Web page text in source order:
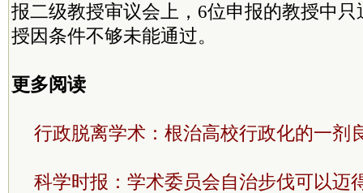
报二级教授审议会上，6位申报的教授中只
授因条件不够未能通过。
更多阅读
行政脱离学术：根治高校行政化的一剂
科学时报：学术委员会自治步伐可以迈